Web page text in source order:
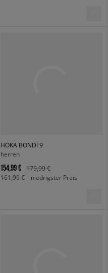
HOKA BONDI 9
herren
154,99 €
179,99 €
161,99 € - niedrigster Preis